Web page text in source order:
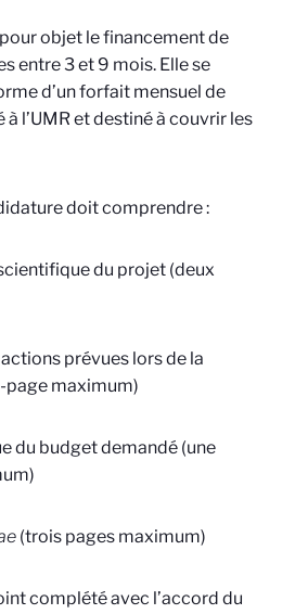
objet le financement de
entre 3 et 9 mois. Elle se
d’un forfait mensuel de
l’UMR et destiné à couvrir les
doit comprendre :
du projet (deux
prévues lors de la
page maximum)
du budget demandé (une
(trois pages maximum)
complété avec l’accord du